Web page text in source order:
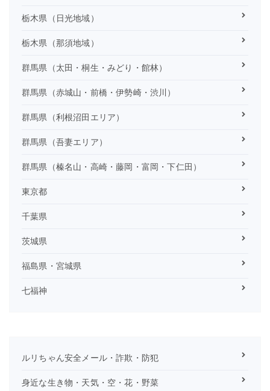
栃木県（日光地域）
栃木県（那須地域）
群馬県（太田・桐生・みどり・館林）
群馬県（赤城山・前橋・伊勢崎・渋川）
群馬県（利根沼田エリア）
群馬県（吾妻エリア）
群馬県（榛名山・高崎・藤岡・富岡・下仁田）
東京都
千葉県
茨城県
福島県・宮城県
七福神
ルリちゃん安全メール・詐欺・防犯
身近な生き物・天気・空・花・野菜